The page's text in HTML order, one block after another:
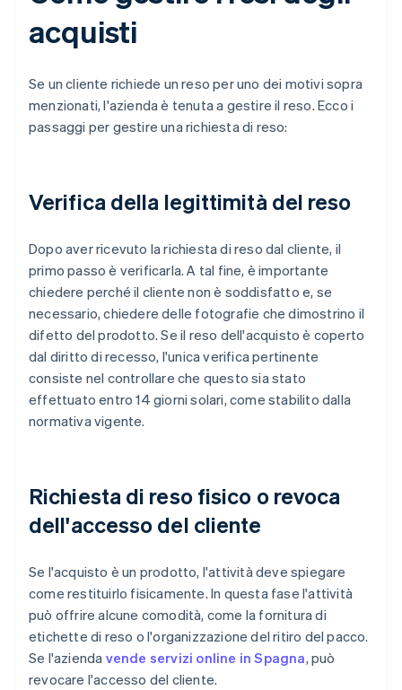
acquisti
Se un cliente richiede un reso per uno dei motivi sopra
menzionati, l'azienda è tenuta a gestire il reso. Ecco i
passaggi per gestire una richiesta di reso:
Verifica della legittimità del reso
Dopo aver ricevuto la richiesta di reso dal cliente, il
primo passo è verificarla. A tal fine, è importante
chiedere perché il cliente non è soddisfatto e, se
necessario, chiedere delle fotografie che dimostrino il
difetto del prodotto. Se il reso dell'acquisto è coperto
dal diritto di recesso, l'unica verifica pertinente
consiste nel controllare che questo sia stato
effettuato entro 14 giorni solari, come stabilito dalla
normativa vigente.
Richiesta di reso fisico o revoca
dell'accesso del cliente
Se l'acquisto è un prodotto, l'attività deve spiegare
come restituirlo fisicamente. In questa fase l'attività
può offrire alcune comodità, come la fornitura di
etichette di reso o l'organizzazione del ritiro del pacco.
Se l'azienda vende servizi online in Spagna, può
revocare l'accesso del cliente.